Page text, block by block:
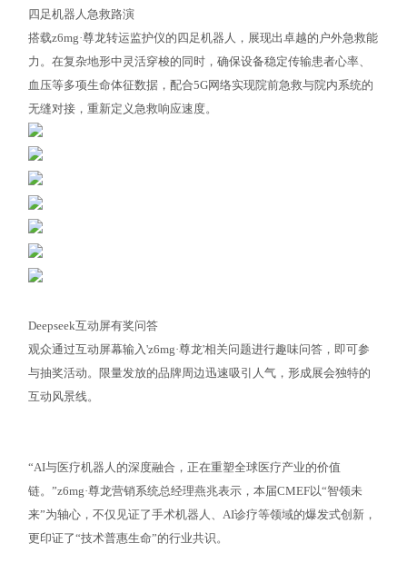
四足机器人急救路演
搭载z6mg·尊龙转运监护仪的四足机器人，展现出卓越的户外急救能
力。在复杂地形中灵活穿梭的同时，确保设备稳定传输患者心率、
血压等多项生命体征数据，配合5G网络实现院前急救与院内系统的
无缝对接，重新定义急救响应速度。
Deepseek互动屏有奖问答
观众通过互动屏幕输入'z6mg·尊龙'相关问题进行趣味问答，即可参
与抽奖活动。限量发放的品牌周边迅速吸引人气，形成展会独特的
互动风景线。
“AI与医疗机器人的深度融合，正在重塑全球医疗产业的价值
链。”z6mg·尊龙营销系统总经理燕兆表示，本届CMEF以“智领未
来”为轴心，不仅见证了手术机器人、AI诊疗等领域的爆发式创新，
更印证了“技术普惠生命”的行业共识。